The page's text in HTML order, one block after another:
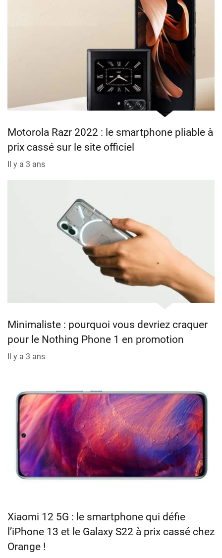
Motorola Razr 2022 : le smartphone pliable à
prix cassé sur le site officiel
Il y a 3 ans
Minimaliste : pourquoi vous devriez craquer
pour le Nothing Phone 1 en promotion
Il y a 3 ans
Xiaomi 12 5G : le smartphone qui défie
l’iPhone 13 et le Galaxy S22 à prix cassé chez
Orange !